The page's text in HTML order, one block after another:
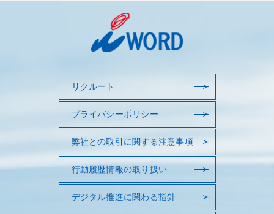
リクルート
プライバシーポリシー
弊社との取引に関する注意事項
行動履歴情報の取り扱い
デジタル推進に関わる指針